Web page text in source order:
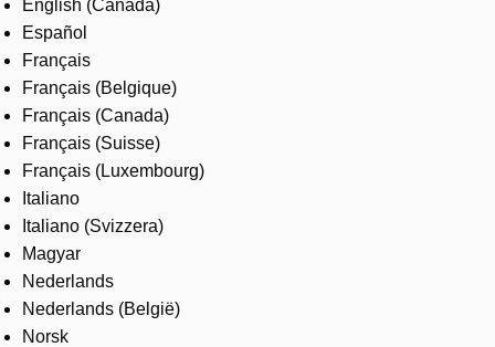
English (Canada)
Español
Français
Français (Belgique)
Français (Canada)
Français (Suisse)
Français (Luxembourg)
Italiano
Italiano (Svizzera)
Magyar
Nederlands
Nederlands (België)
Norsk